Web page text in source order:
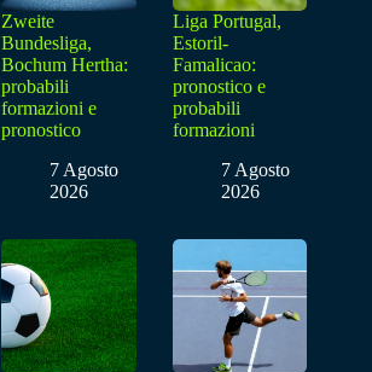
Zweite
Bundesliga,
Bochum Hertha:
probabili
formazioni e
pronostico
7 Agosto
2026
Liga Portugal,
Estoril-
Famalicao:
pronostico e
probabili
formazioni
7 Agosto
2026